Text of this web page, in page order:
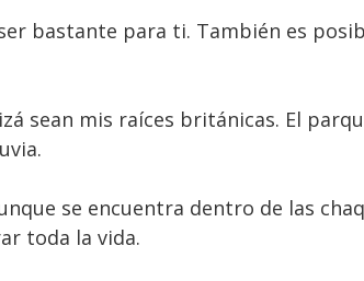
bastante para ti. También es
sean mis raíces británicas. El
se encuentra dentro de las
toda la vida.